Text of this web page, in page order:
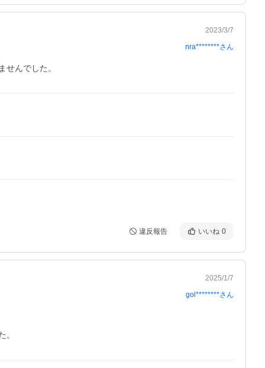
2023/3/7
nra********さん
んでした。
違反報告 いいね 0
2025/1/7
gol********さん
。